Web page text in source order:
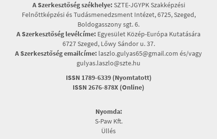
A Szerkesztőség székhelye:SZTE-JGYPK Szakképzési
Felnőttképzési és Tudásmenedzsment Intézet, 6725, Szeged,
Boldogasszony sgt. 6.
A Szerkesztőség levélcíme: Egyesület Közép-Európa Kutatására
6727 Szeged, Lőwy Sándor u. 37.
A Szerkesztőség emailcíme: laszlo.gulyas65@gmail.com és/vagy
gulyas.laszlo@szte.hu
ISSN 1789-6339 (Nyomtatott)
ISSN 2676-878X (Online)
Nyomda:
S-Paw Kft.
Üllés